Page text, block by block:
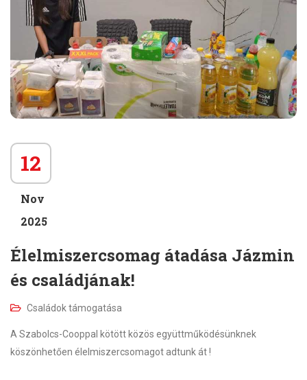
12
Nov
2025
Élelmiszercsomag átadása Jázmin
és családjának!
Családok támogatása
A Szabolcs-Cooppal kötött közös együttműködésünknek
köszönhetően élelmiszercsomagot adtunk át !